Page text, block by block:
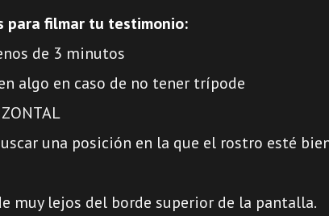
para filmar tu testimonio:
de 3 minutos
algo en caso de no tener trípode
una posición en la que el rostro esté
muy lejos del borde superior de la pantalla.